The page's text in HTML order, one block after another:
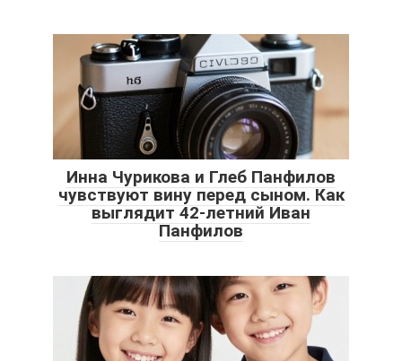
Инна Чурикова и Глеб Панфилов
чувствуют вину перед сыном. Как
выглядит 42-летний Иван
Панфилов